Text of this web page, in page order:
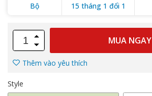
Bộ
15 tháng 1 đổi 1
MUA NGAY
Thêm vào yêu thích
Style